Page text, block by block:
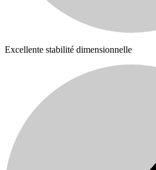
Excellente stabilité dimensionnelle